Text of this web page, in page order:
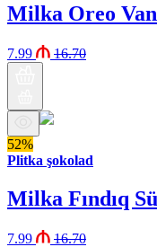
Milka Oreo
7.99 16.70
52%
Plitka şokolad
Milka Fındıq
7.99 16.70